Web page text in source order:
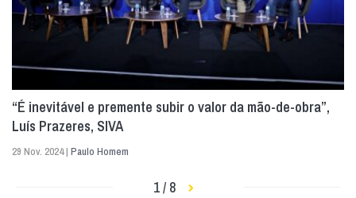
“É inevitável e premente subir o valor da mão-de-obra”,
Luís Prazeres, SIVA
29 Nov. 2024 | Paulo Homem
1 / 8